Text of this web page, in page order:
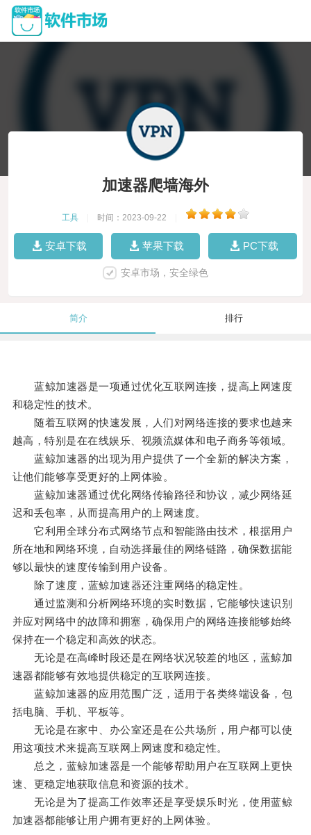
加速器爬墙海外
工具 时间：2023-09-22
安卓下载 苹果下载 PC下载
安卓市场，安全绿色
简介 排行
蓝鲸加速器是一项通过优化互联网连接，提高上网速度
和稳定性的技术。
随着互联网的快速发展，人们对网络连接的要求也越来
越高，特别是在在线娱乐、视频流媒体和电子商务等领域。
蓝鲸加速器的出现为用户提供了一个全新的解决方案，
让他们能够享受更好的上网体验。
蓝鲸加速器通过优化网络传输路径和协议，减少网络延
迟和丢包率，从而提高用户的上网速度。
它利用全球分布式网络节点和智能路由技术，根据用户
所在地和网络环境，自动选择最佳的网络链路，确保数据能
够以最快的速度传输到用户设备。
除了速度，蓝鲸加速器还注重网络的稳定性。
通过监测和分析网络环境的实时数据，它能够快速识别
并应对网络中的故障和拥塞，确保用户的网络连接能够始终
保持在一个稳定和高效的状态。
无论是在高峰时段还是在网络状况较差的地区，蓝鲸加
速器都能够有效地提供稳定的互联网连接。
蓝鲸加速器的应用范围广泛，适用于各类终端设备，包
括电脑、手机、平板等。
无论是在家中、办公室还是在公共场所，用户都可以使
用这项技术来提高互联网上网速度和稳定性。
总之，蓝鲸加速器是一个能够帮助用户在互联网上更快
速、更稳定地获取信息和资源的技术。
无论是为了提高工作效率还是享受娱乐时光，使用蓝鲸
加速器都能够让用户拥有更好的上网体验。